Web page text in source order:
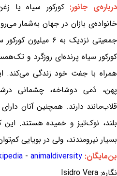
درباره‌ی جانور: کورکور سیاه یا
خانواده‌ی بازان در جهان به‌شمار
جمعیتی نزدیک به ۶
کورکور سیاه پرنده‌ای روزگرد و
همراه با جفت خود زندگی می‌کند.
پهن، دُمی دوشاخه، چشمانی
قلاب‌مانند دارند. همچنین آنان
بلند، نوک‌تیز و خمیده هستند. این
بسیار نیرومندند، ولی در بویایی
بن‌مایگان:
- animaldiversity
نگاره: Isidro Vera